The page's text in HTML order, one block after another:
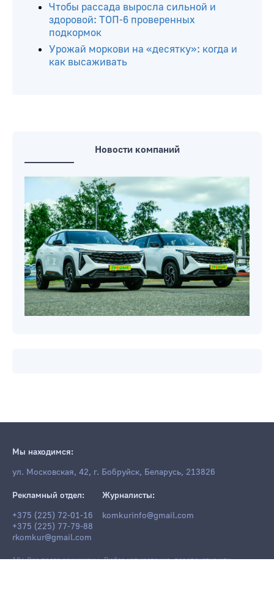
Чтобы рассада выросла сильной и
здоровой: ТОП-6 проверенных
подкормок
Урожай моркови на «десятку»: когда и
как высаживать
Новости компаний
Мы находимся:
ул. Московская, 42, г. Бобруйск, Беларусь, 213826
Рекламный отдел:
+375 (225) 72-01-16
+375 (225) 77-79-88
rkomkur@gmail.com
Журналисты:
komkurinfo@gmail.com
18+ Все права защищены. Любое копирование, перепечатка или